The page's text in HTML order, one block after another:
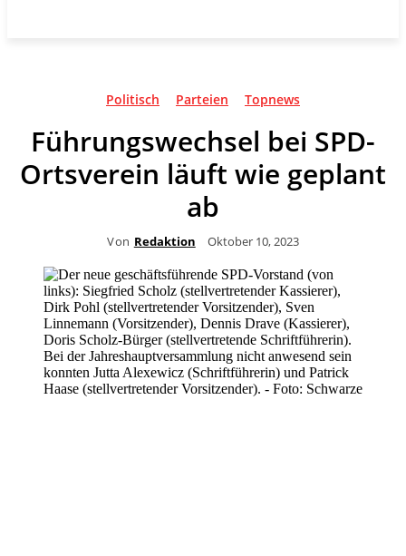
Politisch Parteien Topnews
Führungswechsel bei SPD-
Ortsverein läuft wie geplant
ab
Von Redaktion Oktober 10, 2023